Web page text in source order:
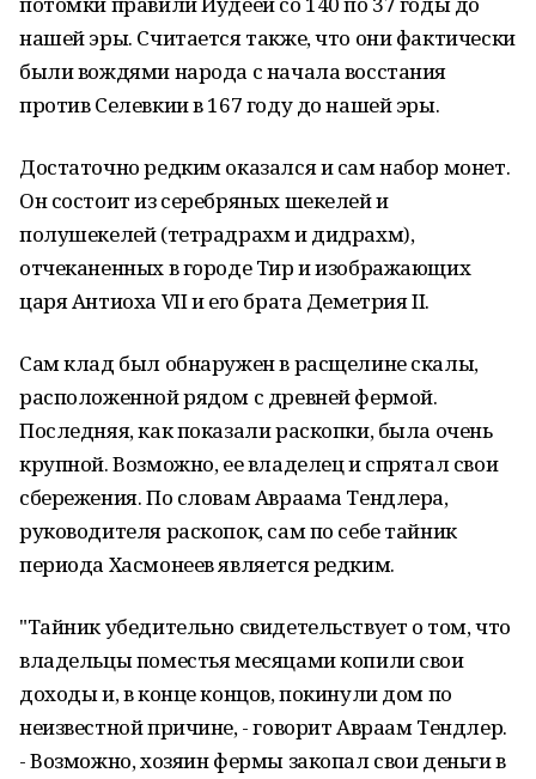
нашей эры. Считается также, что они фактически
были вождями народа с начала восстания
против Селевкии в 167 году до нашей эры.
Достаточно редким оказался и сам набор монет.
Он состоит из серебряных шекелей и
полушекелей (тетрадрахм и дидрахм),
отчеканенных в городе Тир и изображающих
царя Антиоха VII и его брата Деметрия II.
Сам клад был обнаружен в расщелине скалы,
расположенной рядом с древней фермой.
Последняя, как показали раскопки, была очень
крупной. Возможно, ее владелец и спрятал свои
сбережения. По словам Авраама Тендлера,
руководителя раскопок, сам по себе тайник
периода Хасмонеев является редким.
"Тайник убедительно свидетельствует о том, что
владельцы поместья месяцами копили свои
доходы и, в конце концов, покинули дом по
неизвестной причине, - говорит Авраам Тендлер.
- Возможно, хозяин фермы закопал свои деньги в